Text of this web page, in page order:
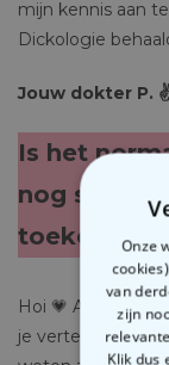
mijn kennis aan
Dickologie
Jouw dokter P.
Is het
nog steeds
Hoi 💗 Als de
je vertellen dat
Onze
van
zijn
Klik dus